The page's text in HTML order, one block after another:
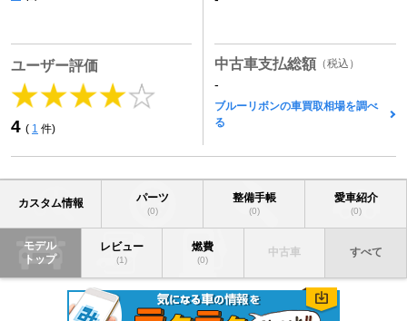
ユーザー評価
4 ( 1 件)
中古車支払総額 （税込）
-
ブルーリボンの車買取相場を調べ
る
カスタム情報 パーツ
(0)
整備手帳
(0)
愛車紹介
(0)
モデル
トップ
レビュー
(1)
燃費
(0)
中古車 すべて